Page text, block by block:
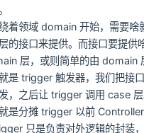
着领域 domain 开始，需要啥
的接口来提供。而接口要提供
层，或则简单的由 domain
是 trigger 触发器，我们把接
，之后让 trigger 调用 case
是分摊 trigger 以前
只是负责对外逻辑的封装，